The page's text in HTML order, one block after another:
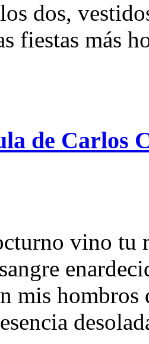
dos,
fiestas más
de Carlos
vino tu
mis hombros